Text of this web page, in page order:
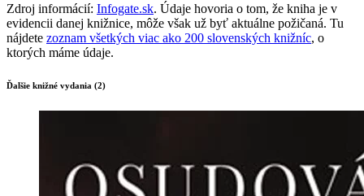
Zdroj informácií: Infogate.sk. Údaje hovoria o tom, že kniha je v
evidencii danej knižnice, môže však už byť aktuálne požičaná. Tu
nájdete zoznam všetkých viac ako 200 slovenských knižníc, o
ktorých máme údaje.
Ďalšie knižné vydania (2)